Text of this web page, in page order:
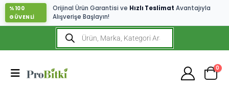
%100
GÜVENLİ
Orijinal Ürün Garantisi ve Hızlı Teslimat Avantajıyla
Alışverişe Başlayın!
0